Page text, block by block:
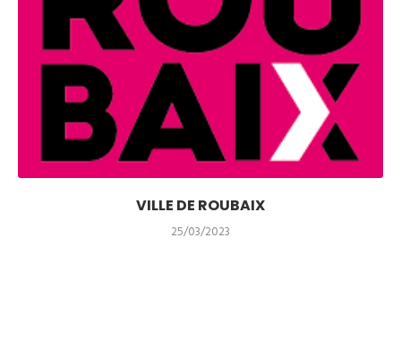
VILLE DE ROUBAIX
25/03/2023